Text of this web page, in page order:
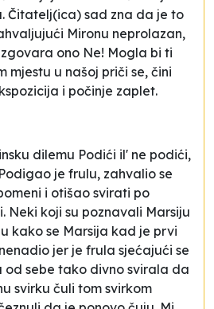
Čitatelj(ica) sad zna da je to
Mironu neprolazan,
ono Ne! Mogla bi ti
mjestu u našoj priči se, čini
i počinje zaplet.
dilemu Podići il' ne podići,
je frulu, zahvalio se
i otišao svirati po
Neki koji su poznavali Marsiju
kako se Marsija kad je prvi
jer je frula sjećajući se
od sebe tako divno svirala da
svirku čuli tom svirkom